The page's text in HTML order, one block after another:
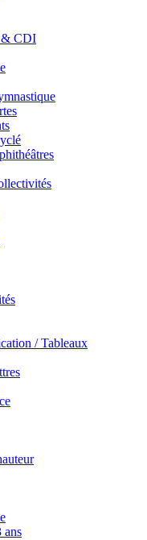
& CDI
/ Tableaux
ans